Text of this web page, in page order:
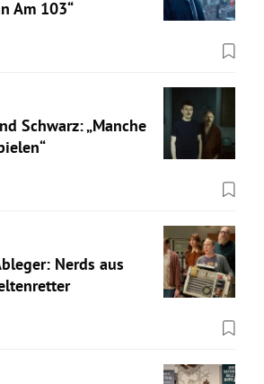
Am 103“
Schwarz: „Manche
Nerds aus